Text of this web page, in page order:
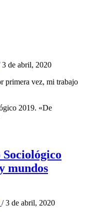
3 de abril, 2020
primera vez, mi trabajo
Sociológico
mundos
/ 3 de abril, 2020